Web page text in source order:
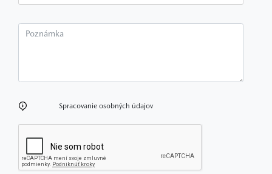
Spracovanie osobných údajov